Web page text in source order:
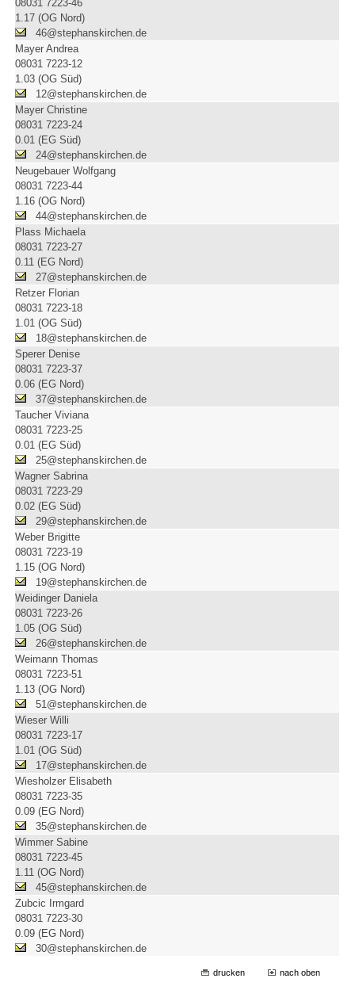
08031 7223-46
1.17 (OG Nord)
46@stephanskirchen.de
Mayer Andrea
08031 7223-12
1.03 (OG Süd)
12@stephanskirchen.de
Mayer Christine
08031 7223-24
0.01 (EG Süd)
24@stephanskirchen.de
Neugebauer Wolfgang
08031 7223-44
1.16 (OG Nord)
44@stephanskirchen.de
Plass Michaela
08031 7223-27
0.11 (EG Nord)
27@stephanskirchen.de
Retzer Florian
08031 7223-18
1.01 (OG Süd)
18@stephanskirchen.de
Sperer Denise
08031 7223-37
0.06 (EG Nord)
37@stephanskirchen.de
Taucher Viviana
08031 7223-25
0.01 (EG Süd)
25@stephanskirchen.de
Wagner Sabrina
08031 7223-29
0.02 (EG Süd)
29@stephanskirchen.de
Weber Brigitte
08031 7223-19
1.15 (OG Nord)
19@stephanskirchen.de
Weidinger Daniela
08031 7223-26
1.05 (OG Süd)
26@stephanskirchen.de
Weimann Thomas
08031 7223-51
1.13 (OG Nord)
51@stephanskirchen.de
Wieser Willi
08031 7223-17
1.01 (OG Süd)
17@stephanskirchen.de
Wiesholzer Elisabeth
08031 7223-35
0.09 (EG Nord)
35@stephanskirchen.de
Wimmer Sabine
08031 7223-45
1.11 (OG Nord)
45@stephanskirchen.de
Zubcic Irmgard
08031 7223-30
0.09 (EG Nord)
30@stephanskirchen.de
drucken nach oben